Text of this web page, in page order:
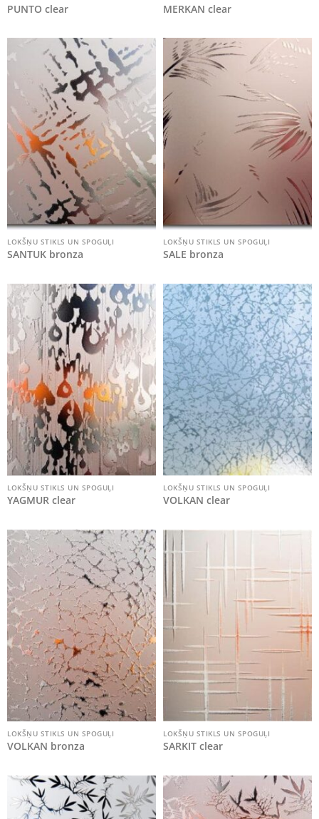
PUNTO clear MERKAN clear
LOKŠŅU STIKLS UN SPOGUĻI
SANTUK bronza
LOKŠŅU STIKLS UN SPOGUĻI
SALE bronza
LOKŠŅU STIKLS UN SPOGUĻI
YAGMUR clear
LOKŠŅU STIKLS UN SPOGUĻI
VOLKAN clear
LOKŠŅU STIKLS UN SPOGUĻI
VOLKAN bronza
LOKŠŅU STIKLS UN SPOGUĻI
SARKIT clear